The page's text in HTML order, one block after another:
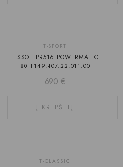
T-SPORT
TISSOT PR516 POWERMATIC
80 T149.407.22.011.00
690 €
Į KREPŠELĮ
T-CLASSIC